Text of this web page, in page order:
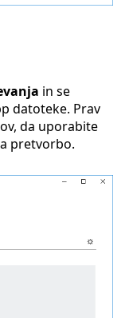
in se
datoteke. Prav
da uporabite
pretvorbo.